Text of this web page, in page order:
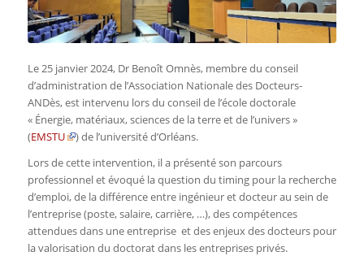
Le 25 janvier 2024, Dr Benoît Omnès, membre du conseil
d’administration de l’Association Nationale des Docteurs-
ANDès, est intervenu lors du conseil de l’école doctorale
« Énergie, matériaux, sciences de la terre et de l’univers »
(EMSTU
) de l’université d’Orléans.
Lors de cette intervention, il a présenté son parcours
professionnel et évoqué la question du timing pour la recherche
d’emploi, de la différence entre ingénieur et docteur au sein de
l’entreprise (poste, salaire, carrière, …), des compétences
attendues dans une entreprise et des enjeux des docteurs pour
la valorisation du doctorat dans les entreprises privés.